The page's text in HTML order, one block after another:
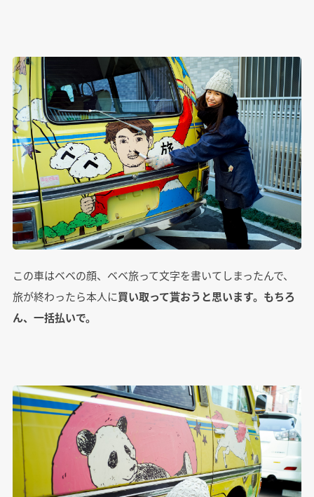
この車はベベの顔、ベベ旅って文字を書いてしまったんで、
旅が終わったら本人に買い取って貰おうと思います。もちろ
ん、一括払いで。